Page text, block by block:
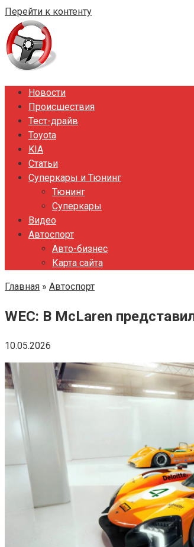
Перейти к контенту
Новости
Происшествия
Тест-драйв
Toyota
KIA
Статьи
Суперкары и Тюнинг
Тюнинг
Суперкары
Видео
Автоспорт
Авто-бизнес
Карта сайта
Главная » Автоспорт
WEC: В McLaren
10.05.2026